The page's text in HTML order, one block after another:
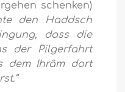
schenken)
den Haddsch
dass die
der Pilgerfahrt
dem Ihrâm dort